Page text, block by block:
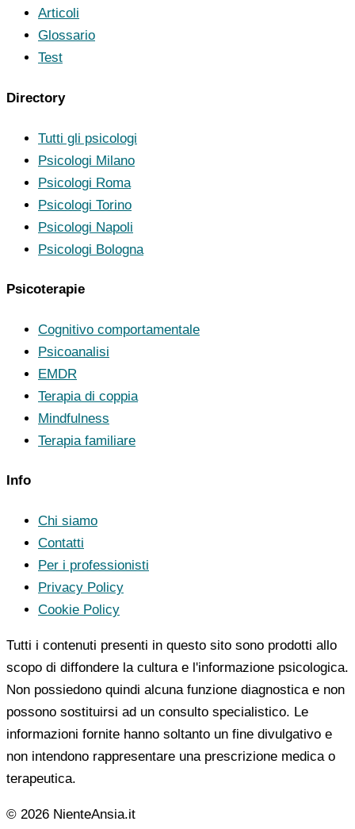
Articoli
Glossario
Test
Directory
Tutti gli psicologi
Psicologi Milano
Psicologi Roma
Psicologi Torino
Psicologi Napoli
Psicologi Bologna
Psicoterapie
Cognitivo comportamentale
Psicoanalisi
EMDR
Terapia di coppia
Mindfulness
Terapia familiare
Info
Chi siamo
Contatti
Per i professionisti
Privacy Policy
Cookie Policy
Tutti i contenuti presenti in questo sito sono prodotti allo
scopo di diffondere la cultura e l'informazione psicologica.
Non possiedono quindi alcuna funzione diagnostica e non
possono sostituirsi ad un consulto specialistico. Le
informazioni fornite hanno soltanto un fine divulgativo e
non intendono rappresentare una prescrizione medica o
terapeutica.
© 2026 NienteAnsia.it